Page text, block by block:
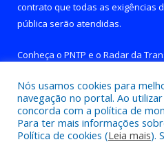
contrato que todas as exigências
pública serão atendidas.
Conheça o PNTP e o Radar da
Todos os direitos reservados a
Nós usamos cookies para
navegação no portal. Ao
concorda com a política de
Para ter mais informações
Política de cookies (Leia mais).